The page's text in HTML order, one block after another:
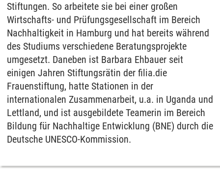
Stiftungen. So arbeitete sie bei einer großen
Wirtschafts- und Prüfungsgesellschaft im Bereich
Nachhaltigkeit in Hamburg und hat bereits während
des Studiums verschiedene Beratungsprojekte
umgesetzt. Daneben ist Barbara Ehbauer seit
einigen Jahren Stiftungsrätin der filia.die
Frauenstiftung, hatte Stationen in der
internationalen Zusammenarbeit, u.a. in Uganda und
Lettland, und ist ausgebildete Teamerin im Bereich
Bildung für Nachhaltige Entwicklung (BNE) durch die
Deutsche UNESCO-Kommission.